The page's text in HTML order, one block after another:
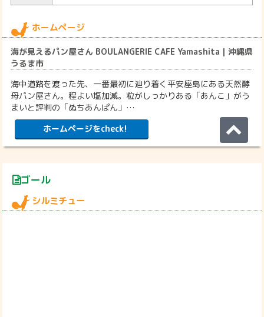
ホームページ
海が見えるパン屋さん BOULANGERIE CAFE Yamashita｜沖縄県
うるま市
海中道路を渡った先、一番最初に辿り着く平安座島にある天然酵
母パン屋さん。程よい塩加減。粒がしっかりある「あんこ」がう
まいと評判の「ぬちあんぱん」…
ホームページをcheck!
ゴール
シルミチュー